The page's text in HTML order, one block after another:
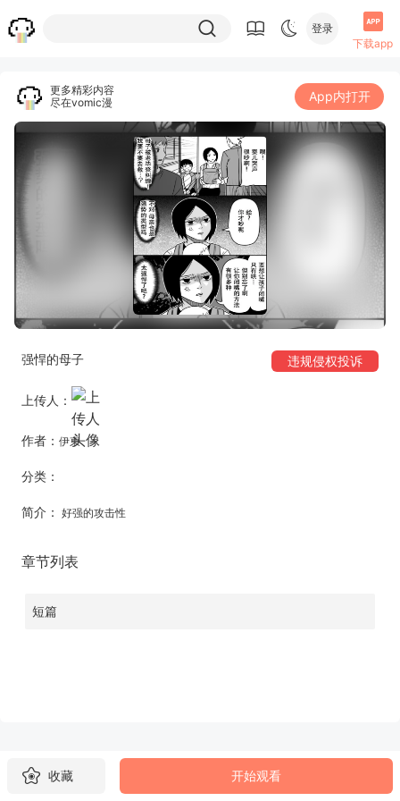
登录
下载app
更多精彩内容
尽在vomic漫
App内打开
强悍的母子 违规侵权投诉
上传人：
作者： 伊東
分类：
简介： 好强的攻击性
章节列表
短篇
收藏 开始观看